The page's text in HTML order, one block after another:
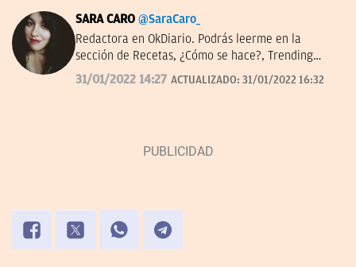
SARA CARO @SaraCaro_
Redactora en OkDiario. Podrás leerme en la
sección de Recetas, ¿Cómo se hace?, Trending
Topic, Consumo y Lotería de Navidad.
31/01/2022 14:27 ACTUALIZADO: 31/01/2022 16:32